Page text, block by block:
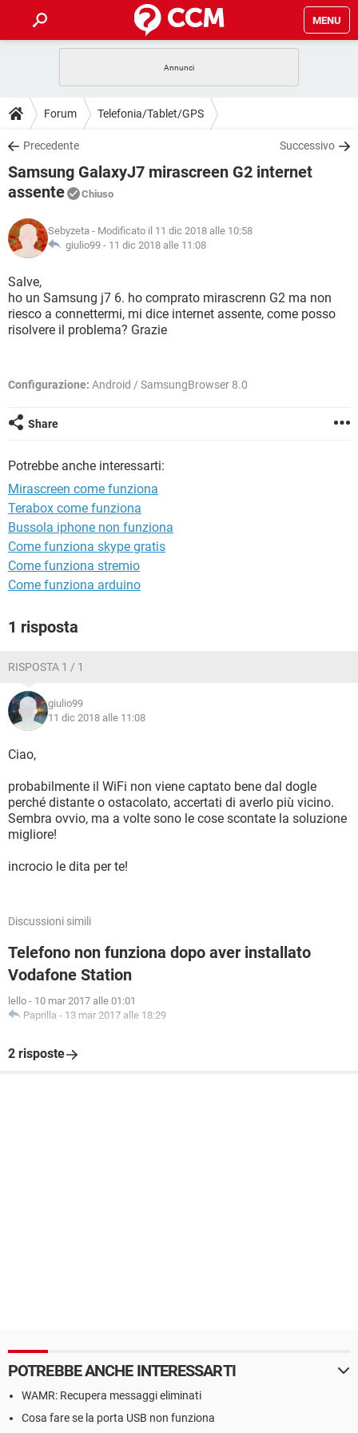
MENU
INTRATTENIMENTO ANDROID
iOS
INSTAGRAM WHATSAPP
TIKTOK
HARDWARE
GUIDE
COVID-19 GAMING
iOS
TIKTOK FACEBOOK
DOWNLOAD
COVID-19 GAMING
INTRATTENIMENTO
iOS WINDOWS 10
INSTAGRAM
TIKTOK
HARDWARE
INTRATTENIMENTO ANDROID
INSTAGRAM WHATSAPP
TIKTOK
GLOSSARIO
COVID-19
INTRATTENIMENTO
iOS WINDOWS 10
INSTAGRAM
HARDWARE
Forum Telefonia/Tablet/GPS
Precedente Successivo
Samsung GalaxyJ7 mirascreen G2 internet
assente
Chiuso
Sebyzeta - Modificato il 11 dic 2018 alle 10:58
giulio99 - 11 dic 2018 alle 11:08
Salve,
ho un Samsung j7 6. ho comprato mirascrenn G2 ma non
riesco a connettermi, mi dice internet assente, come posso
risolvere il problema? Grazie
Configurazione: Android / SamsungBrowser 8.0
Share
Potrebbe anche interessarti:
Mirascreen come funziona
Terabox come funziona
Bussola iphone non funziona
Come funziona skype gratis
Come funziona stremio
Come funziona arduino
1 risposta
RISPOSTA 1 / 1
giulio99
11 dic 2018 alle 11:08
Ciao,
probabilmente il WiFi non viene captato bene dal dogle
perché distante o ostacolato, accertati di averlo più vicino.
Sembra ovvio, ma a volte sono le cose scontate la soluzione
migliore!
incrocio le dita per te!
Discussioni simili
Telefono non funziona dopo aver installato
Vodafone Station
lello - 10 mar 2017 alle 01:01
Paprilla - 13 mar 2017 alle 18:29
2 risposte
POTREBBE ANCHE INTERESSARTI
WAMR: Recupera messaggi eliminati
Cosa fare se la porta USB non funziona